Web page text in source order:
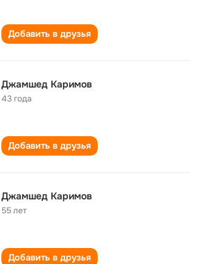
Добавить в друзья
Джамшед Каримов
43 года
Добавить в друзья
Джамшед Каримов
55 лет
Добавить в друзья